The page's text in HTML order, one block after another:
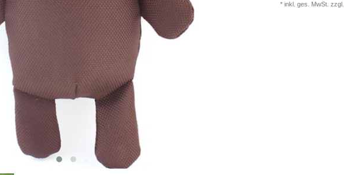
* inkl. ges. MwSt. zzgl.